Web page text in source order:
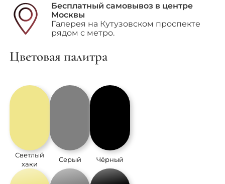
Бесплатный самовывоз в центре
Москвы
Галерея на Кутузовском проспекте
рядом с метро.
Цветовая палитра
Светлый
хаки
Серый Чёрный